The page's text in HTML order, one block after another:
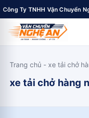
Công Ty TNHH Vận Chuyển
Trang chủ - xe tải chở
xe tải chở hàng